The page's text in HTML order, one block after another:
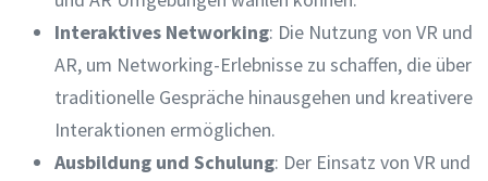
Interaktives Networking: Die Nutzung von VR und
AR, um Networking-Erlebnisse zu schaffen, die über
traditionelle Gespräche hinausgehen und kreativere
Interaktionen ermöglichen.
Ausbildung und Schulung: Der Einsatz von VR und